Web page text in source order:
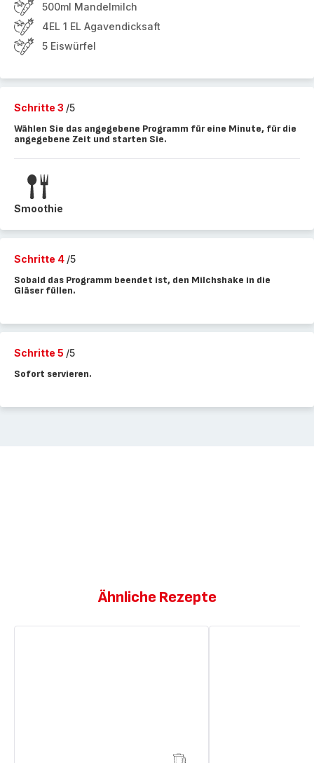
500ml Mandelmilch
4EL 1 EL Agavendicksaft
5 Eiswürfel
Schritte 3 /5
Wählen Sie das angegebene Programm für eine Minute, für die
angegebene Zeit und starten Sie.
Smoothie
Schritte 4 /5
Sobald das Programm beendet ist, den Milchshake in die
Gläser füllen.
Schritte 5 /5
Sofort servieren.
Ähnliche Rezepte